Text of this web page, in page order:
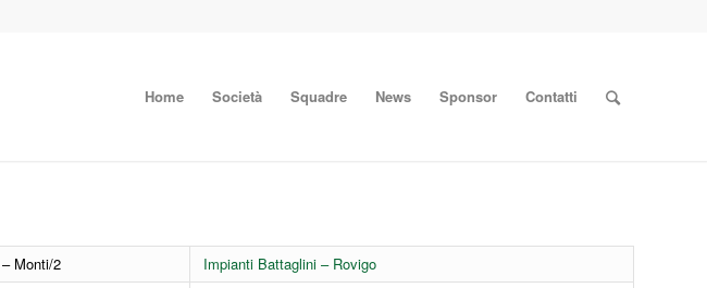
Home Società Squadre News Sponsor Contatti
Monti/2
Impianti Battaglini – Rovigo